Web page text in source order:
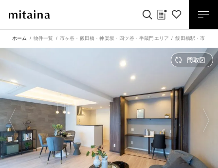
ホーム 物件一覧 市ヶ谷・飯田橋・神楽坂・四ツ谷・半蔵門エリア 飯田橋駅 ・市ヶ谷